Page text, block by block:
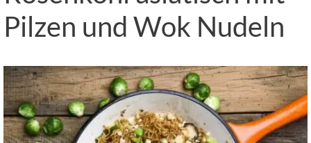
Pilzen und Wok Nudeln